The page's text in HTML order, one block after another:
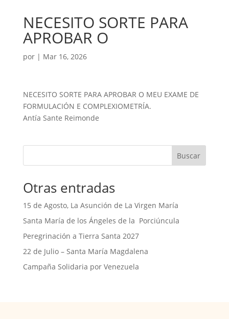
NECESITO SORTE PARA
APROBAR O
por | Mar 16, 2026
NECESITO SORTE PARA APROBAR O MEU EXAME DE
FORMULACIÓN E COMPLEXIOMETRÍA.
Antía Sante Reimonde
Buscar
Otras entradas
15 de Agosto, La Asunción de La Virgen María
Santa María de los Ángeles de la Porciúncula
Peregrinación a Tierra Santa 2027
22 de Julio – Santa María Magdalena
Campaña Solidaria por Venezuela